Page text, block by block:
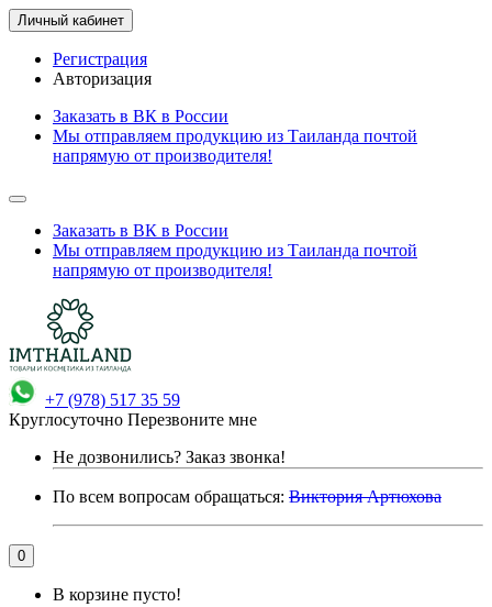
Личный кабинет
Регистрация
Авторизация
Заказать в ВК в России
Мы отправляем продукцию из Таиланда почтой
напрямую от производителя!
Заказать в ВК в России
Мы отправляем продукцию из Таиланда почтой
напрямую от производителя!
+7 (978) 517 35 59
Круглосуточно Перезвоните мне
Не дозвонились? Заказ звонка!
По всем вопросам обращаться: Виктория Артюхова
0
В корзине пусто!